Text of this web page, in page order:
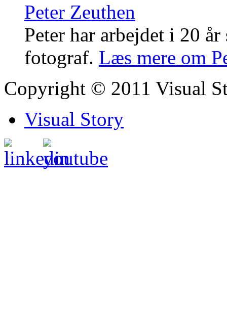
Peter Zeuthen
Peter har arbejdet i 20
fotograf. Læs mere om
Copyright © 2011 Visual
Visual Story